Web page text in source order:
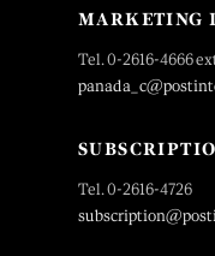
MARKETING
Tel. 0-2616-4666
Tel. 0-2616-4726